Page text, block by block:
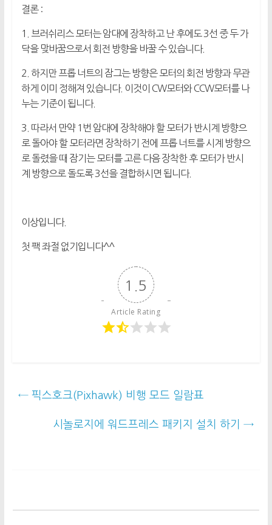
결론 :
1. 브러쉬리스 모터는 암대에 장착하고 난 후에도 3선 중 두 가
닥을 맞바꿈으로서 회전 방향을 바꿀 수 있습니다.
2. 하지만 프롭 너트의 잠그는 방향은 모터의 회전 방향과 무관
하게 이미 정해져 있습니다. 이것이 CW모터와 CCW모터를 나
누는 기준이 됩니다.
3. 따라서 만약 1번 암대에 장착해야 할 모터가 반시계 방향으
로 돌아야 할 모터라면 장착하기 전에 프롭 너트를 시계 방향으
로 돌렸을 때 잠기는 모터를 고른 다음 장착한 후 모터가 반시
계 방향으로 돌도록 3선을 결합하시면 됩니다.
이상입니다.
첫 팩 좌절 없기입니다^^
1.5
Article Rating
←픽스호크(Pixhawk) 비행 모드 일람표
시놀로지에 워드프레스 패키지 설치 하기→